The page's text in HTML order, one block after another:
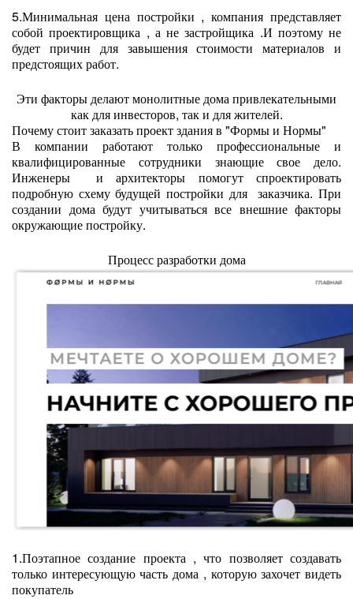
5.Минимальная цена постройки , компания представляет
собой проектировщика , а не застройщика .И поэтому не
будет причин для завышения стоимости материалов и
предстоящих работ.
Эти факторы делают монолитные дома привлекательными
как для инвесторов, так и для жителей.
Почему стоит заказать проект здания в "Формы и Нормы"
В компании работают только профессиональные и
квалифицированные сотрудники знающие свое дело.
Инженеры и архитекторы помогут спроектировать
подробную схему будущей постройки для заказчика. При
создании дома будут учитываться все внешние факторы
окружающие постройку.
Процесс разработки дома
1.Поэтапное создание проекта , что позволяет создавать
только интересующую часть дома , которую захочет видеть
покупатель